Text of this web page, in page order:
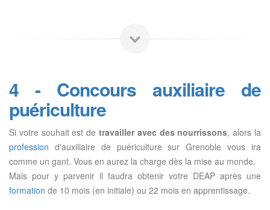
4 - Concours auxiliaire de
puériculture
Si votre souhait est de travailler avec des nourrissons, alors la
profession d'auxiliaire de puériculture sur Grenoble vous ira
comme un gant. Vous en aurez la charge dès la mise au monde.
Mais pour y parvenir il faudra obtenir votre DEAP après une
formation de 10 mois (en initiale) ou 22 mois en apprentissage.